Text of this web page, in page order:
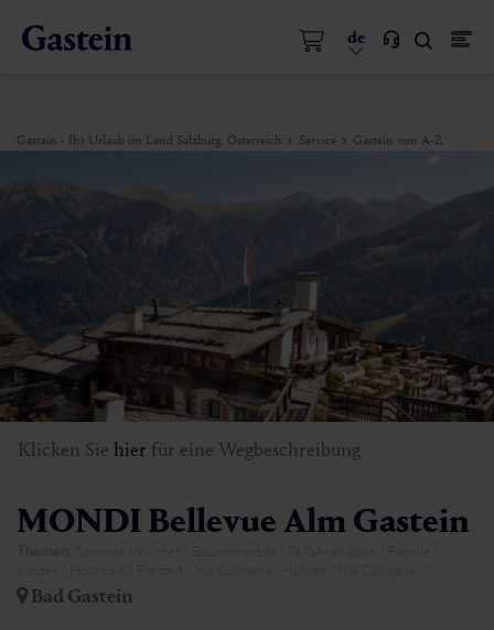
de
Gastein - Ihr Urlaub im Land Salzburg, Österreich Service Gastein von A-Z
Klicken Sie hier für eine Wegbeschreibung
MONDI Bellevue Alm Gastein
Bad Gastein